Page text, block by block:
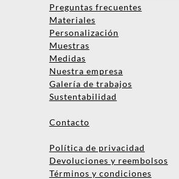
Preguntas frecuentes
Materiales
Personalización
Muestras
Medidas
Nuestra empresa
Galería de trabajos
Sustentabilidad
Contacto
Política de privacidad
Devoluciones y reembolsos
Términos y condiciones
Nombre
Empresa
Teléfono
Enviar consulta